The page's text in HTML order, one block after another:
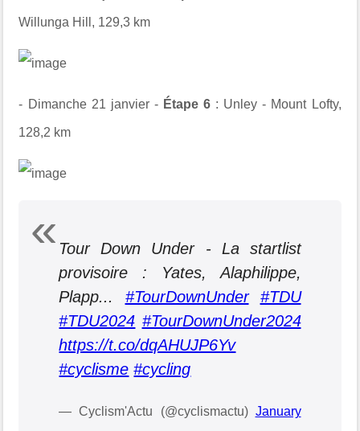
Willunga Hill, 129,3 km
- Dimanche 21 janvier - Étape 6 : Unley - Mount Lofty,
128,2 km
Tour Down Under - La startlist
provisoire : Yates, Alaphilippe,
Plapp... #TourDownUnder
#TDU
#TDU2024 #TourDownUnder2024
https://t.co/dqAHUJP6Yv
#cyclisme #cycling
— Cyclism'Actu (@cyclismactu) January